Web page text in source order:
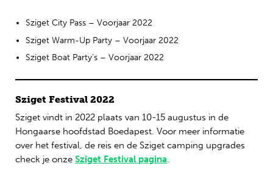
Sziget City Pass – Voorjaar 2022
Sziget Warm-Up Party – Voorjaar 2022
Sziget Boat Party’s – Voorjaar 2022
Sziget Festival 2022
Sziget vindt in 2022 plaats van 10-15 augustus in de
Hongaarse hoofdstad Boedapest. Voor meer informatie
over het festival, de reis en de Sziget camping upgrades
check je onze Sziget Festival pagina.